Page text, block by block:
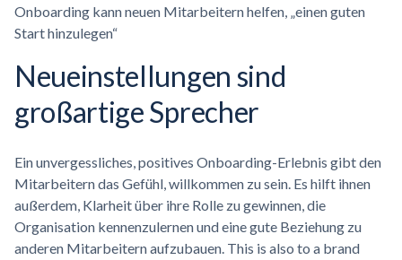
Onboarding kann neuen Mitarbeitern helfen, „einen guten
Start hinzulegen“
Neueinstellungen sind
großartige Sprecher
Ein unvergessliches, positives Onboarding-Erlebnis gibt den
Mitarbeitern das Gefühl, willkommen zu sein. Es hilft ihnen
außerdem, Klarheit über ihre Rolle zu gewinnen, die
Organisation kennenzulernen und eine gute Beziehung zu
anderen Mitarbeitern aufzubauen. This is also to a brand